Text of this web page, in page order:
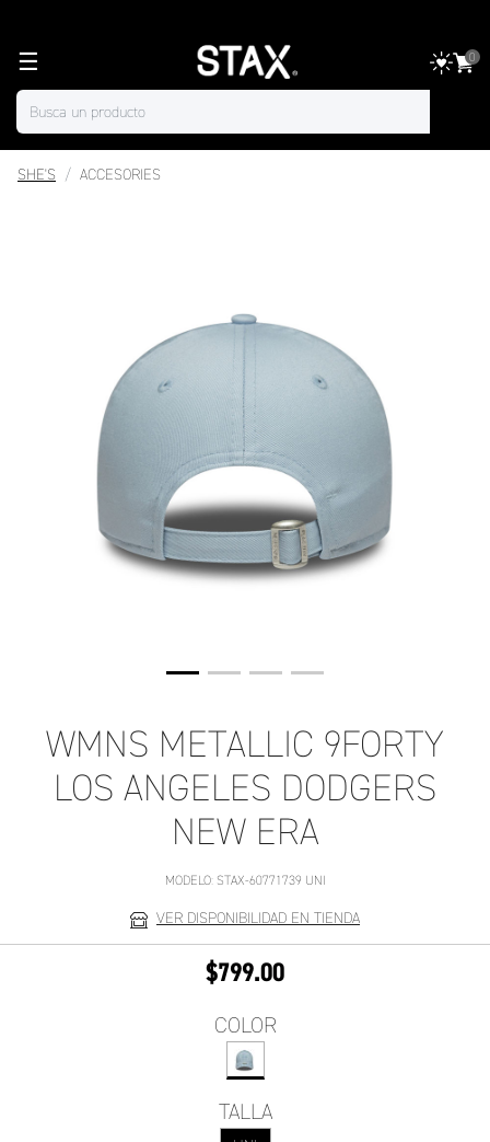
☰ 0
SHE'S ACCESORIES
WMNS METALLIC 9FORTY
LOS ANGELES DODGERS
NEW ERA
MODELO: STAX-60771739 UNI
VER DISPONIBILIDAD EN TIENDA
$799.00
COLOR
TALLA